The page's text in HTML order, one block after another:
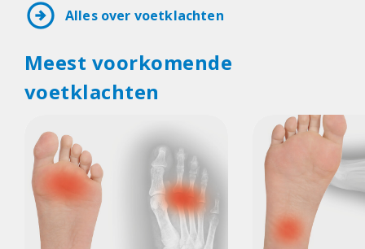
arrow_circle_right Alles over voetklachten
Meest voorkomende
voetklachten